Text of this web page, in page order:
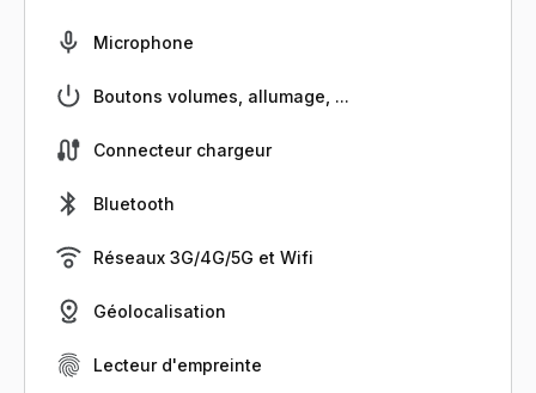
Microphone
Boutons volumes, allumage, ...
Connecteur chargeur
Bluetooth
Réseaux 3G/4G/5G et Wifi
Géolocalisation
Lecteur d'empreinte